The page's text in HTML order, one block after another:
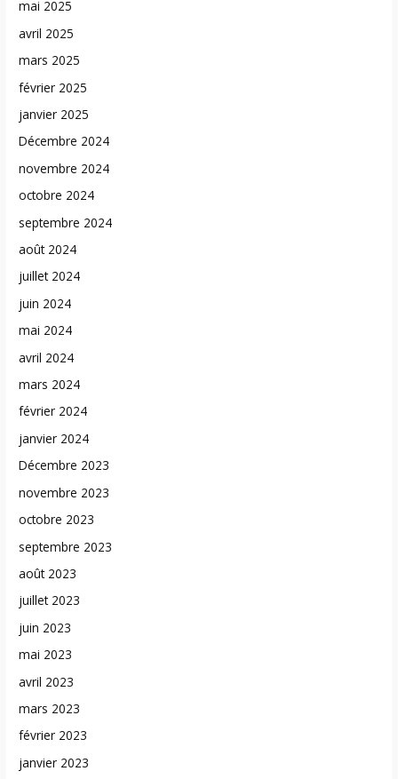
mai 2025
avril 2025
mars 2025
février 2025
janvier 2025
Décembre 2024
novembre 2024
octobre 2024
septembre 2024
août 2024
juillet 2024
juin 2024
mai 2024
avril 2024
mars 2024
février 2024
janvier 2024
Décembre 2023
novembre 2023
octobre 2023
septembre 2023
août 2023
juillet 2023
juin 2023
mai 2023
avril 2023
mars 2023
février 2023
janvier 2023